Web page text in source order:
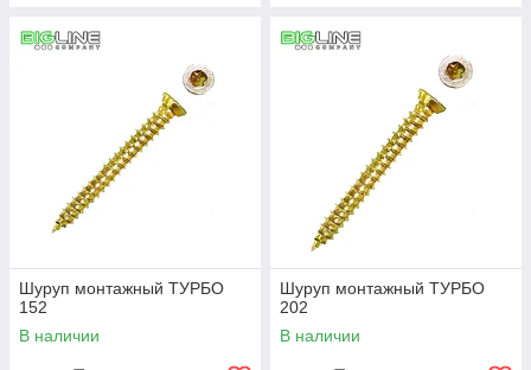
Шуруп монтажный ТУРБО
152
В наличии
Шуруп монтажный ТУРБО
202
В наличии